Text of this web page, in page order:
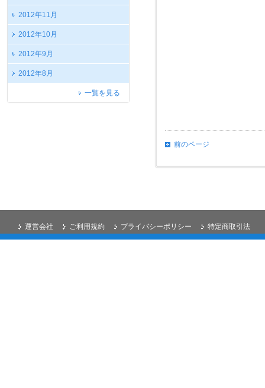
2012年11月
2012年10月
2012年9月
2012年8月
一覧を見る
前のページ
特定商取引法
プライバシーポリシー
ご利用規約
運営会社